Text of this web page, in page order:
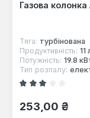
Газова
Тяга: турбінована
Продуктивність: 11
Потужність: 19.8
Тип розпалу:
Середня оцінка 3 з 5
Звичайна ціна:
253,00 ₴